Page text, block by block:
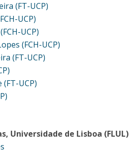
(FT-UCP)
UCP)
UCP)
(FCH-UCP)
(FT-UCP)
UCP)
Universidade de Lisboa (FLUL)